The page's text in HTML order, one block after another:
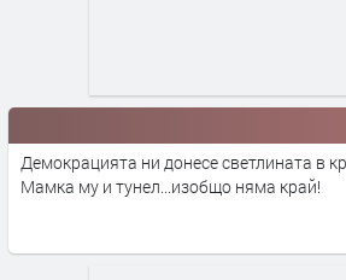
Демокрацията ни донесе светлината в
Мамка му и тунел...изобщо няма край!